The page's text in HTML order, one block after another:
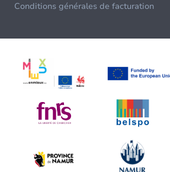
Conditions générales de facturation